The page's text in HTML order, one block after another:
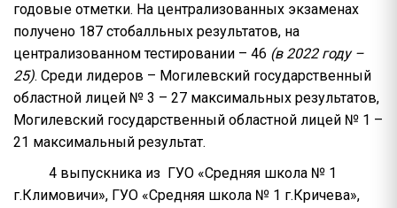
годовые отметки. На централизованных экзаменах
получено 187 стобалльных результатов, на
централизованном тестировании – 46 (в 2022 году –
25). Среди лидеров – Могилевский государственный
областной лицей № 3 – 27 максимальных результатов,
Могилевский государственный областной лицей № 1 –
21 максимальный результат.
4 выпускника из ГУО «Средняя школа № 1
г.Климовичи», ГУО «Средняя школа № 1 г.Кричева»,